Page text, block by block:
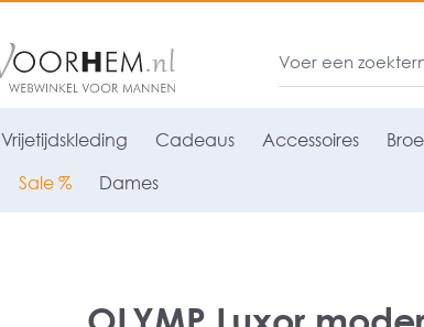
Vrijetijdskleding Cadeaus Accessoires
Sale % Dames